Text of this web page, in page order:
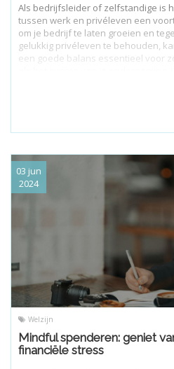
Als bedrijfsleider of zelfstandige is
tussen werk en privéleven een
om je bedrijf te laten groeien en
gelukkig privéleven te behouden,
een goede balans essentieel voor
03 jun
2024
Welzijn
Mindful spenderen: geniet
financiële stress